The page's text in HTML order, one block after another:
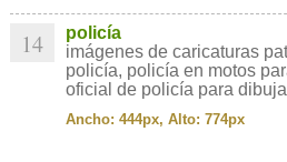
14
policía
imágenes de caricaturas
policía, policía en motos
oficial de policía para
Ancho: 444px, Alto: 774px